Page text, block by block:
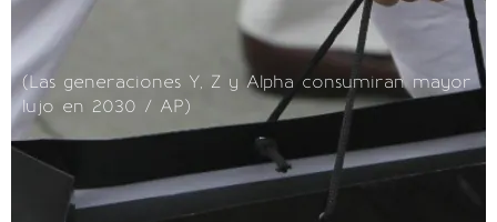
(Las generaciones Y, Z y Alpha consumiran mayor
lujo en 2030 / AP)